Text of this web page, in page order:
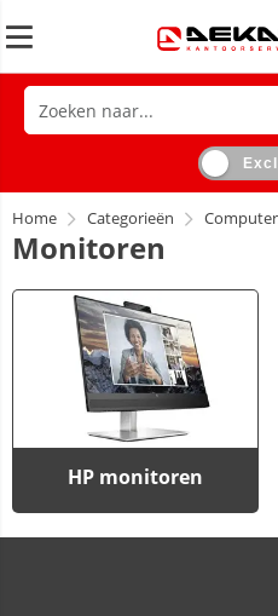
Home Categorieën
Monitoren
HP monitoren